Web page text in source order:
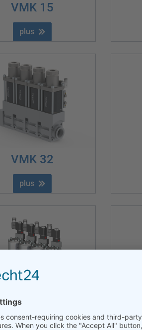
VMK 15
plus
VMK 32
plus
PCS-1/2 10